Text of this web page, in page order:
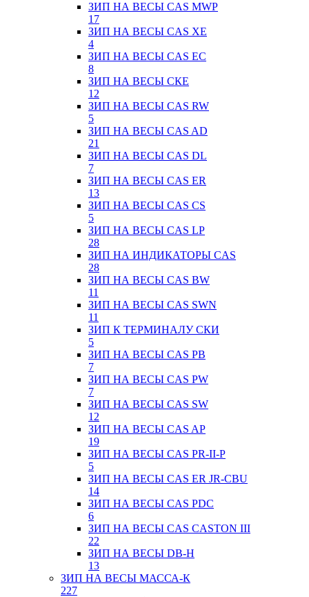
ЗИП НА ВЕСЫ CAS MWP
17
ЗИП НА ВЕСЫ CAS XE
4
ЗИП НА ВЕСЫ CAS EC
8
ЗИП НА ВЕСЫ СКЕ
12
ЗИП НА ВЕСЫ CAS RW
5
ЗИП НА ВЕСЫ CAS AD
21
ЗИП НА ВЕСЫ CAS DL
7
ЗИП НА ВЕСЫ CAS ER
13
ЗИП НА ВЕСЫ CAS CS
5
ЗИП НА ВЕСЫ CAS LP
28
ЗИП НА ИНДИКАТОРЫ CAS
28
ЗИП НА ВЕСЫ CAS BW
11
ЗИП НА ВЕСЫ CAS SWN
11
ЗИП К ТЕРМИНАЛУ СКИ
5
ЗИП НА ВЕСЫ CAS PB
7
ЗИП НА ВЕСЫ CAS PW
7
ЗИП НА ВЕСЫ CAS SW
12
ЗИП НА ВЕСЫ CAS AP
19
ЗИП НА ВЕСЫ CAS PR-II-P
5
ЗИП НА ВЕСЫ CAS ER JR-CBU
14
ЗИП НА ВЕСЫ CAS PDC
6
ЗИП НА ВЕСЫ CAS CASTON III
22
ЗИП НА ВЕСЫ DB-H
13
ЗИП НА ВЕСЫ МАССА-К
227